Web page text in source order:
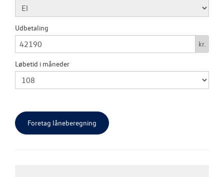
RESERVEDELE
Udbetaling
kr.
Løbetid i måneder